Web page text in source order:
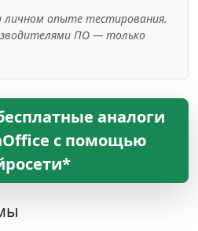
личном опыте тестирования.
ПО — только
аналоги
с помощью